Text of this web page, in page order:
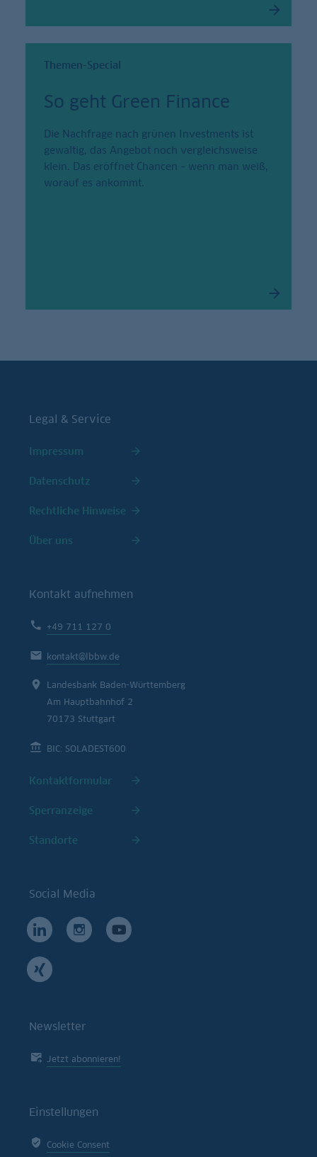
Themen-Special
So geht Green Finance
Die Nachfrage nach grünen Investments ist
gewaltig, das Angebot noch vergleichsweise
klein. Das eröffnet Chancen – wenn man weiß,
worauf es ankommt.
Legal & Service
Impressum
Datenschutz
Rechtliche Hinweise
Über uns
Kontakt aufnehmen
+49 711 127 0
kontakt@lbbw.de
Landesbank Baden-Württemberg
Am Hauptbahnhof 2
70173 Stuttgart
BIC: SOLADEST600
Kontaktformular
Sperranzeige
Standorte
Social Media
Newsletter
Jetzt abonnieren!
Einstellungen
Cookie Consent